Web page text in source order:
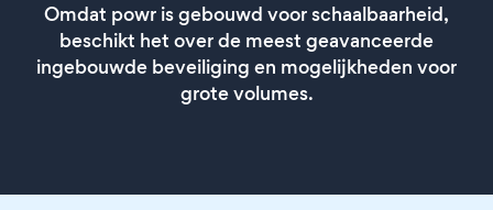
Omdat powr is gebouwd voor schaalbaarheid,
beschikt het over de meest geavanceerde
ingebouwde beveiliging en mogelijkheden voor
grote volumes.